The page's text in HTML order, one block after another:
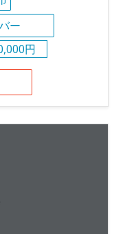
ー
円